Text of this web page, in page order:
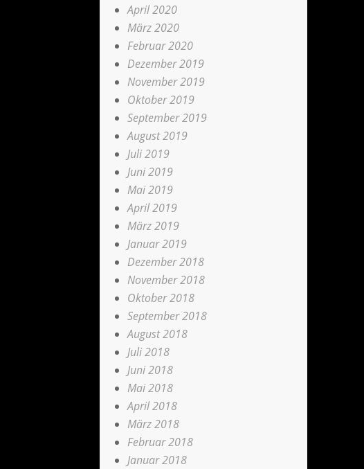
April 2020
März 2020
Februar 2020
Dezember 2019
November 2019
Oktober 2019
September 2019
August 2019
Juli 2019
Juni 2019
Mai 2019
April 2019
März 2019
Januar 2019
Dezember 2018
November 2018
Oktober 2018
September 2018
August 2018
Juli 2018
Juni 2018
Mai 2018
April 2018
März 2018
Februar 2018
Januar 2018